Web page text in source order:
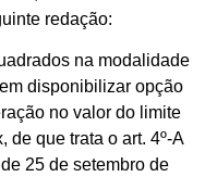
redação:
na modalidade
disponibilizar opção
no valor do limite
que trata o art. 4º-A
25 de setembro de